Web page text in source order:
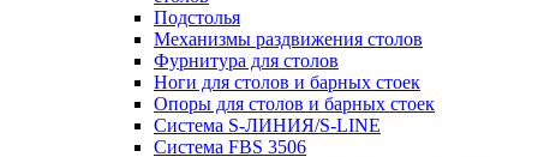
Подстолья
Механизмы раздвижения столов
Фурнитура для столов
Ноги для столов и барных стоек
Опоры для столов и барных стоек
Система S-ЛИНИЯ/S-LINE
Система FBS 3506